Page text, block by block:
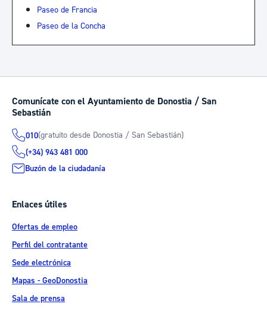
Paseo de Francia
Paseo de la Concha
Comunícate con el Ayuntamiento de Donostia / San
Sebastián
010(gratuito desde Donostia / San Sebastián)
(+34) 943 481 000
Buzón de la ciudadanía
Enlaces útiles
Ofertas de empleo
Perfil del contratante
Sede electrónica
Mapas - GeoDonostia
Sala de prensa